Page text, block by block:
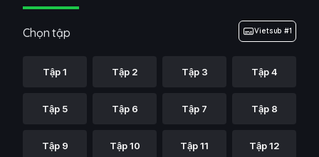
Chọn tập Vietsub #1
Tập 1 Tập 2 Tập 3 Tập 4
Tập 5 Tập 6 Tập 7 Tập 8
Tập 9 Tập 10 Tập 11 Tập 12